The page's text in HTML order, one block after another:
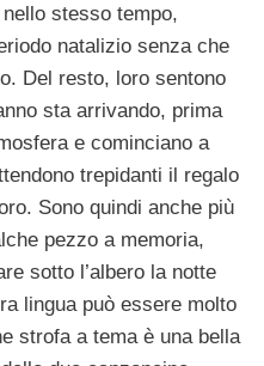
stesso tempo,
natalizio senza che
Del resto, loro sentono
sta arrivando, prima
e cominciano a
trepidanti il regalo
Sono quindi anche più
pezzo a memoria,
sotto l’albero la notte
lingua può essere molto
strofa a tema è una bella